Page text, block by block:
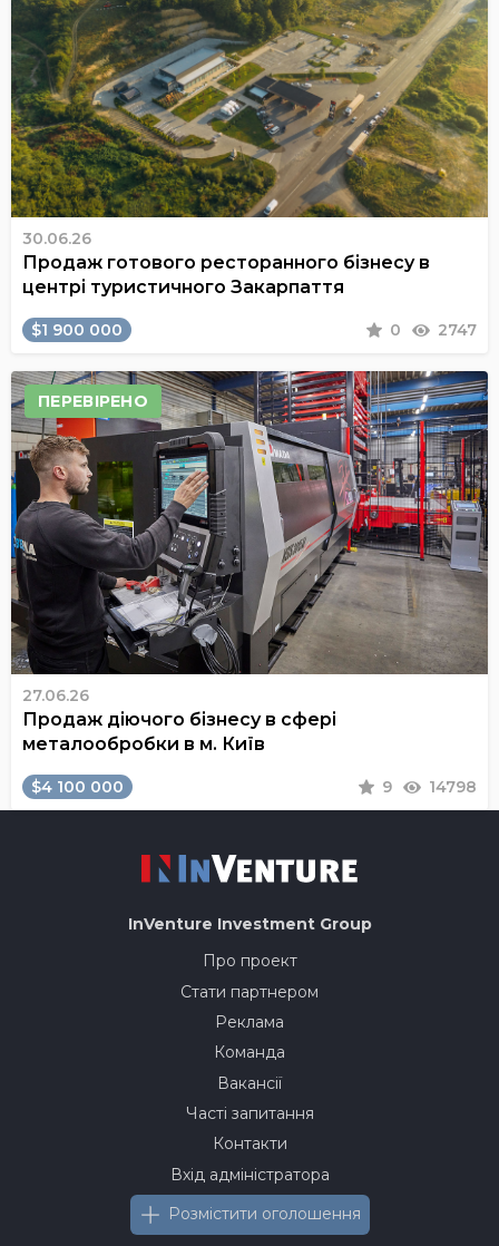
30.06.26
Продаж готового ресторанного бізнесу в
центрі туристичного Закарпаття
$1 900 000 0 2747
ПЕРЕВІРЕНО
27.06.26
Продаж діючого бізнесу в сфері
металообробки в м. Київ
$4 100 000 9 14798
InVenture Investment Group
Про проект
Стати партнером
Реклама
Команда
Вакансії
Часті запитання
Контакти
Вхід адміністратора
Розмістити оголошення